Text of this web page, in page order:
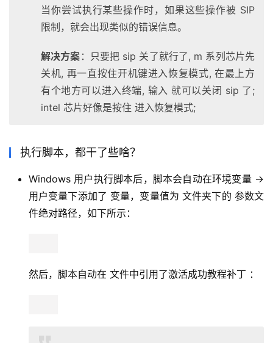
当你尝试执行某些操作时，如果这些操作被 SIP
限制，就会出现类似的错误信息。
解决方案 ：只要把 sip 关了就行了, m 系列芯片先
关机, 再一直按住开机键进入恢复模式, 在最上方
有个地方可以进入终端, 输入 就可以关闭 sip 了;
intel 芯片好像是按住 进入恢复模式;
执行脚本，都干了些啥？
Windows 用户执行脚本后，脚本会自动在环境变量 ->
用户变量下添加了 变量，变量值为 文件夹下的 参数文
件绝对路径，如下所示：
然后，脚本自动在 文件中引用了激活成功教程补丁 ：